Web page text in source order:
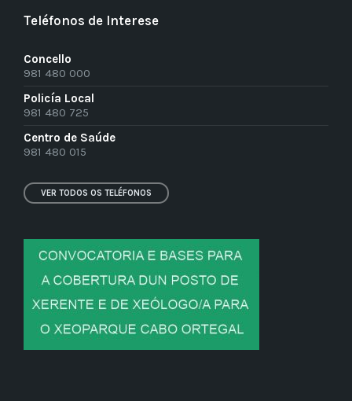
Teléfonos de Interese
Concello
981 480 000
Policía Local
981 480 725
Centro de Saúde
981 480 015
VER TODOS OS TELÉFONOS